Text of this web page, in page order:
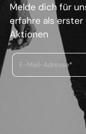
Melde dich für
erfahre als
Aktionen
E-Mail-Adresse*